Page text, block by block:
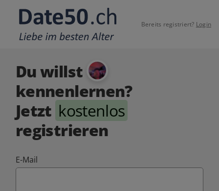
Bereits registriert? Login
Du willst
kennenlernen?
Jetzt kostenlos
registrieren
E-Mail